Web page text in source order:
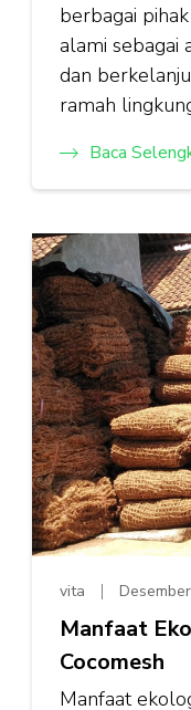
berbagai
alami sebagai
dan
ramah
Baca
vita
Manfaat
Cocomesh
Manfaat